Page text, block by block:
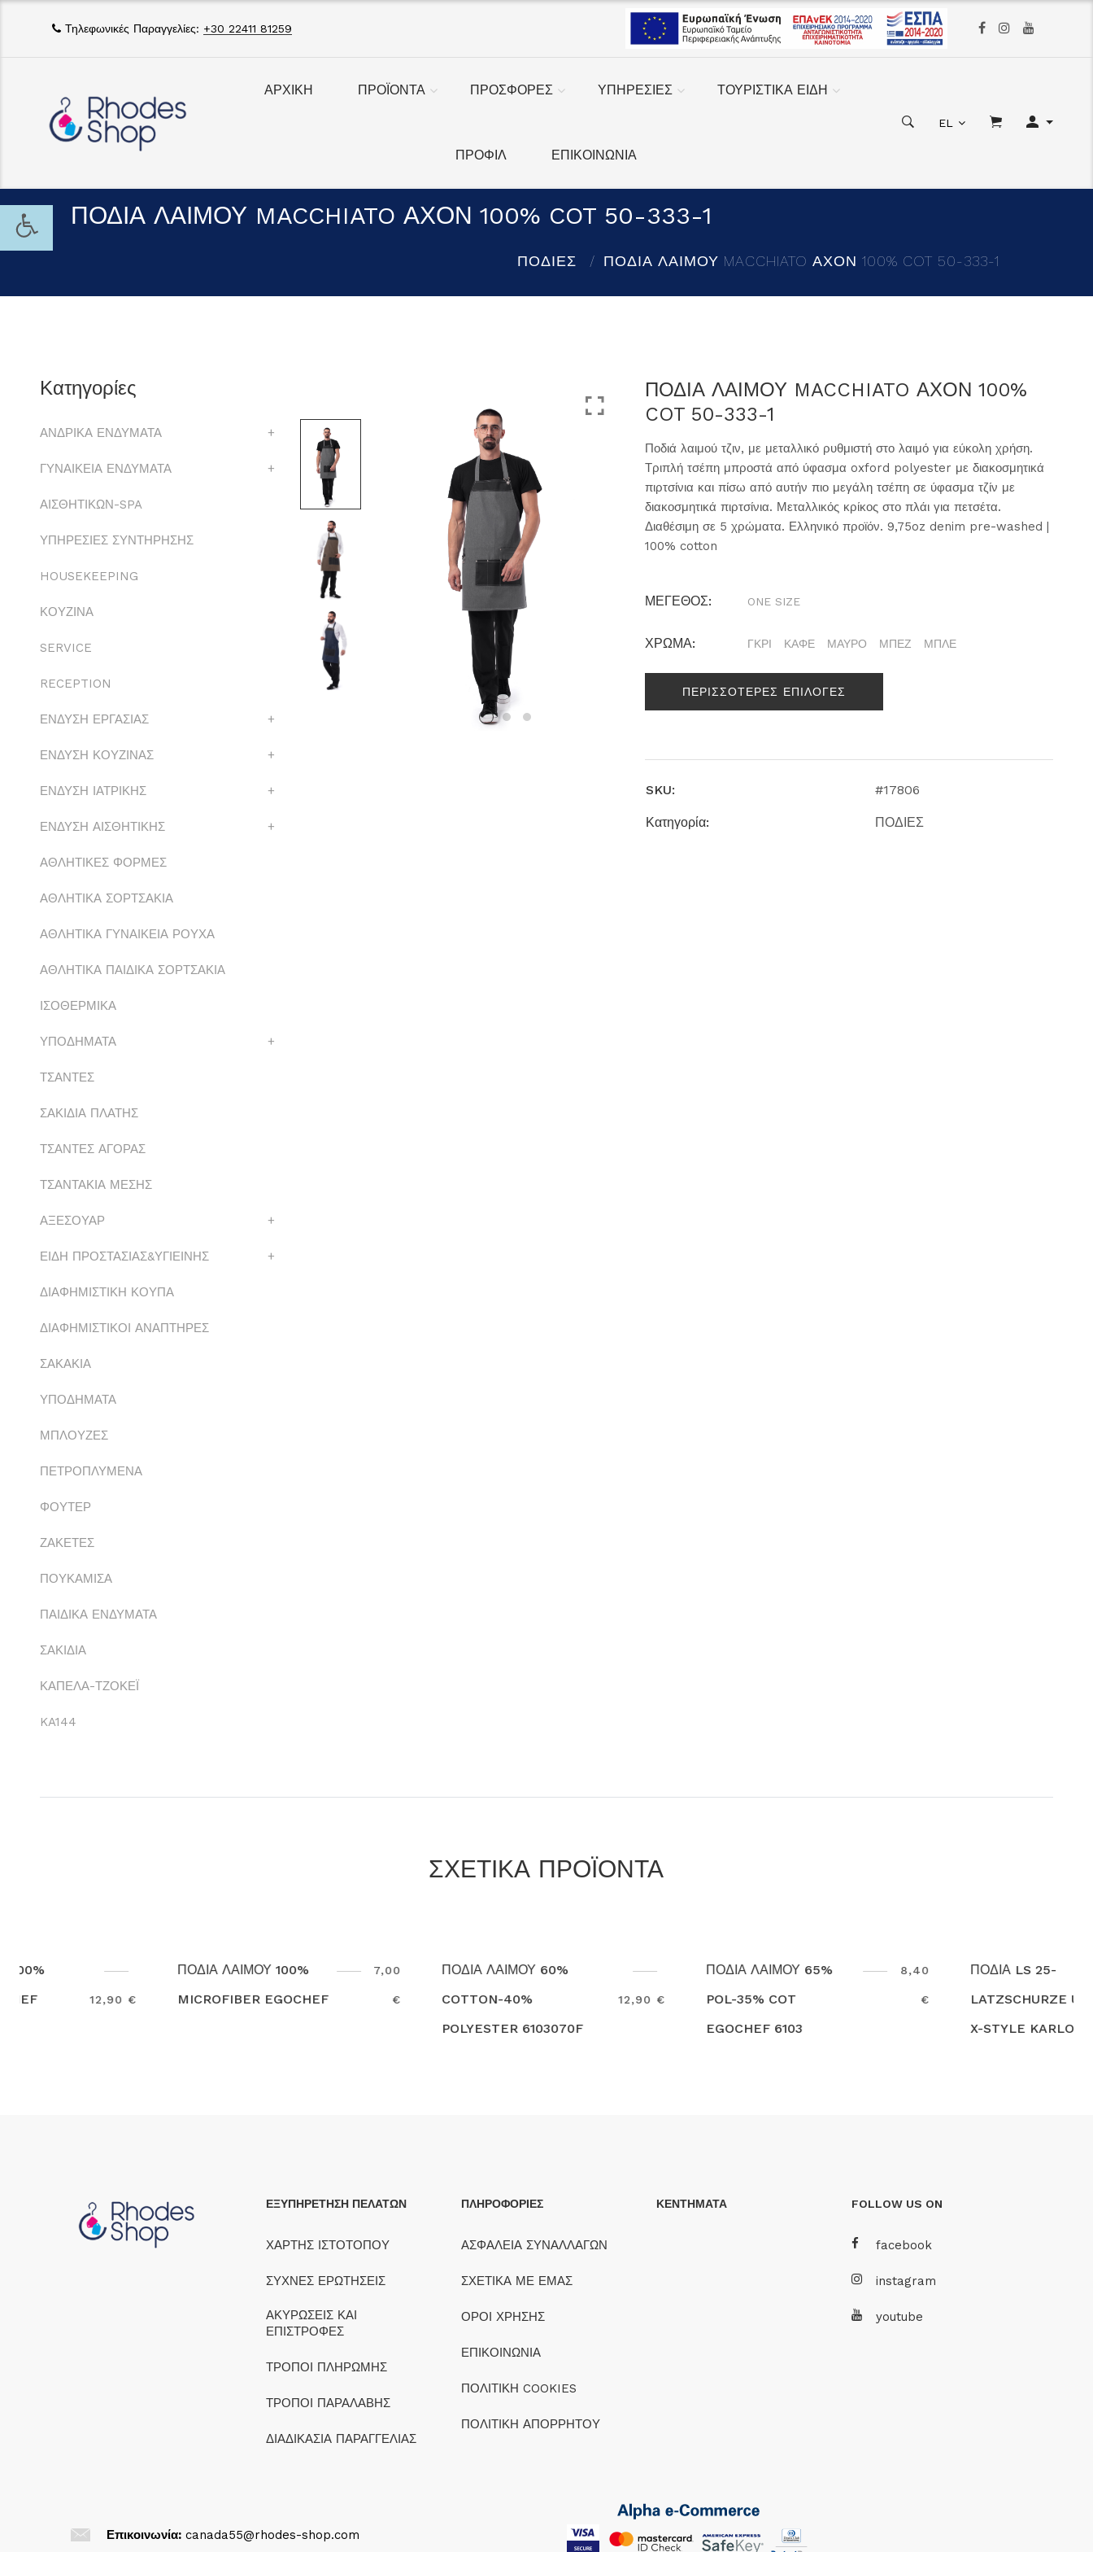
Τηλεφωνικές Παραγγελίες: +30 22411 81259
ΑΡΧΙΚΗ ΠΡΟΪΟΝΤΑ ΠΡΟΣΦΟΡΕΣ ΥΠΗΡΕΣΙΕΣ ΤΟΥΡΙΣΤΙΚΑ ΕΙΔΗ
ΠΡΟΦΙΛ ΕΠΙΚΟΙΝΩΝΙΑ
EL
ΠΟΔΙΑ ΛΑΙΜΟΥ MACCHIATO ΑΧΟΝ 100% COT 50-333-1
ΠΟΔΙΕΣ ΠΟΔΙΑ ΛΑΙΜΟΥ MACCHIATO ΑΧΟΝ 100% COT 50-333-1
Κατηγορίες
ΑΝΔΡΙΚΑ ΕΝΔΥΜΑΤΑ +
ΓΥΝΑΙΚΕΙΑ ΕΝΔΥΜΑΤΑ +
ΑΙΣΘΗΤΙΚΩΝ-SPA
ΥΠΗΡΕΣΙΕΣ ΣΥΝΤΗΡΗΣΗΣ
HOUSEKEEPING
ΚΟΥΖΙΝΑ
SERVICE
RECEPTION
ΕΝΔΥΣΗ ΕΡΓΑΣΙΑΣ +
ΕΝΔΥΣΗ ΚΟΥΖΙΝΑΣ +
ΕΝΔΥΣΗ ΙΑΤΡΙΚΗΣ +
ΕΝΔΥΣΗ ΑΙΣΘΗΤΙΚΗΣ +
ΑΘΛΗΤΙΚΕΣ ΦΟΡΜΕΣ
ΑΘΛΗΤΙΚΑ ΣΟΡΤΣΑΚΙΑ
ΑΘΛΗΤΙΚΑ ΓΥΝΑΙΚΕΙΑ ΡΟΥΧΑ
ΑΘΛΗΤΙΚΑ ΠΑΙΔΙΚΑ ΣΟΡΤΣΑΚΙΑ
ΙΣΟΘΕΡΜΙΚΑ
ΥΠΟΔΗΜΑΤΑ +
ΤΣΑΝΤΕΣ
ΣΑΚΙΔΙΑ ΠΛΑΤΗΣ
ΤΣΑΝΤΕΣ ΑΓΟΡΑΣ
ΤΣΑΝΤΑΚΙΑ ΜΕΣΗΣ
ΑΞΕΣΟΥΑΡ +
ΕΙΔΗ ΠΡΟΣΤΑΣΙΑΣ&ΥΓΙΕΙΝΗΣ +
ΔΙΑΦΗΜΙΣΤΙΚΗ ΚΟΥΠΑ
ΔΙΑΦΗΜΙΣΤΙΚΟΙ ΑΝΑΠΤΗΡΕΣ
ΣΑΚΑΚΙΑ
ΥΠΟΔΗΜΑΤΑ
ΜΠΛΟΥΖΕΣ
ΠΕΤΡΟΠΛΥΜΕΝΑ
ΦΟΥΤΕΡ
ΖΑΚΕΤΕΣ
ΠΟΥΚΑΜΙΣΑ
ΠΑΙΔΙΚΑ ΕΝΔΥΜΑΤΑ
ΣΑΚΙΔΙΑ
ΚΑΠΕΛΑ-ΤΖΟΚΕΪ
KA144
ΠΟΔΙΑ ΛΑΙΜΟΥ MACCHIATO ΑΧΟΝ 100%
COT 50-333-1
Ποδιά λαιμού τζιν, με μεταλλικό ρυθμιστή στο λαιμό για εύκολη χρήση.
Τριπλή τσέπη μπροστά από ύφασμα oxford polyester με διακοσμητικά
πιρτσίνια και πίσω από αυτήν πιο μεγάλη τσέπη σε ύφασμα τζίν με
διακοσμητικά πιρτσίνια. Μεταλλικός κρίκος στο πλάι για πετσέτα.
Διαθέσιμη σε 5 χρώματα. Ελληνικό προϊόν. 9,75oz denim pre-washed |
100% cotton
ΜΕΓΕΘΟΣ: ONE SIZE
ΧΡΩΜΑ: ΓΚΡΙ ΚΑΦΕ ΜΑΥΡΟ ΜΠΕΖ ΜΠΛΕ
ΠΕΡΙΣΣΟΤΕΡΕΣ ΕΠΙΛΟΓΕΣ
SKU: #17806
Κατηγορία: ΠΟΔΙΕΣ
ΣΧΕΤΙΚΑ ΠΡΟΪΟΝΤΑ
ΠΟΔΙΑ ΛΑΙΜΟΥ 100%
MICROFIBER EGOCHEF
7,00
€
ΠΟΔΙΑ ΛΑΙΜΟΥ 60%
COTTON-40%
POLYESTER 6103070F
12,90 €
ΠΟΔΙΑ ΛΑΙΜΟΥ 65%
POL-35% COT
EGOCHEF 6103
8,40
€
Search
ΠΟΔΙΑ LS 25-
LATZSCHURZE URBAN
X-STYLE KARLOWSKY
42,00 €
ΕΞΥΠΗΡΕΤΗΣΗ ΠΕΛΑΤΩΝ
ΧΑΡΤΗΣ ΙΣΤΟΤΟΠΟΥ
ΣΥΧΝΕΣ ΕΡΩΤΗΣΕΙΣ
ΑΚΥΡΩΣΕΙΣ ΚΑΙ
ΕΠΙΣΤΡΟΦΕΣ
ΤΡΟΠΟΙ ΠΛΗΡΩΜΗΣ
ΤΡΟΠΟΙ ΠΑΡΑΛΑΒΗΣ
ΔΙΑΔΙΚΑΣΙΑ ΠΑΡΑΓΓΕΛΙΑΣ
ΠΛΗΡΟΦΟΡΙΕΣ
ΑΣΦΑΛΕΙΑ ΣΥΝΑΛΛΑΓΩΝ
ΣΧΕΤΙΚΑ ΜΕ ΕΜΑΣ
ΟΡΟΙ ΧΡΗΣΗΣ
ΕΠΙΚΟΙΝΩΝΙΑ
ΠΟΛΙΤΙΚΗ COOKIES
ΠΟΛΙΤΙΚΗ ΑΠΟΡΡΗΤΟΥ
ΚΕΝΤΗΜΑΤΑ FOLLOW US ON
facebook
instagram
youtube
Επικοινωνία: canada55@rhodes-shop.com